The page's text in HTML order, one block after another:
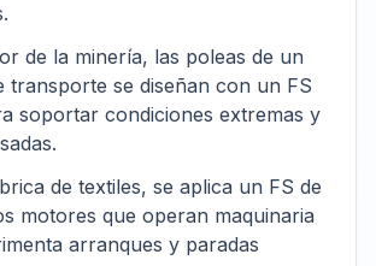
de la minería, las poleas de un
transporte se diseñan con un FS
soportar condiciones extremas y
de textiles, se aplica un FS de
motores que operan maquinaria
arranques y paradas